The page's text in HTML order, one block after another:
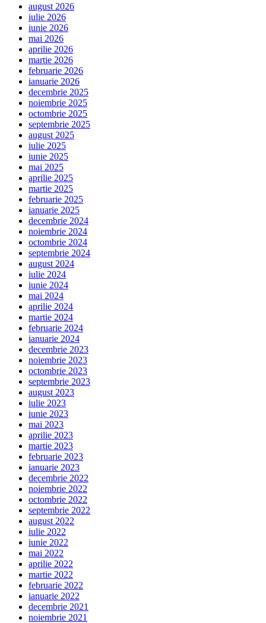
august 2026
iulie 2026
iunie 2026
mai 2026
aprilie 2026
martie 2026
februarie 2026
ianuarie 2026
decembrie 2025
noiembrie 2025
octombrie 2025
septembrie 2025
august 2025
iulie 2025
iunie 2025
mai 2025
aprilie 2025
martie 2025
februarie 2025
ianuarie 2025
decembrie 2024
noiembrie 2024
octombrie 2024
septembrie 2024
august 2024
iulie 2024
iunie 2024
mai 2024
aprilie 2024
martie 2024
februarie 2024
ianuarie 2024
decembrie 2023
noiembrie 2023
octombrie 2023
septembrie 2023
august 2023
iulie 2023
iunie 2023
mai 2023
aprilie 2023
martie 2023
februarie 2023
ianuarie 2023
decembrie 2022
noiembrie 2022
octombrie 2022
septembrie 2022
august 2022
iulie 2022
iunie 2022
mai 2022
aprilie 2022
martie 2022
februarie 2022
ianuarie 2022
decembrie 2021
noiembrie 2021